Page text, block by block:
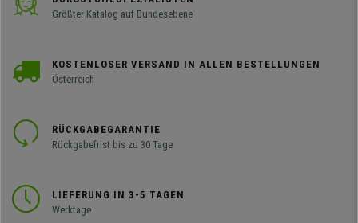
Größter Katalog auf Bundesebene
KOSTENLOSER VERSAND IN ALLEN BESTELLUNGEN
Österreich
RÜCKGABEGARANTIE
Rückgabefrist bis zu 30 Tage
LIEFERUNG IN 3-5 TAGEN
Werktage